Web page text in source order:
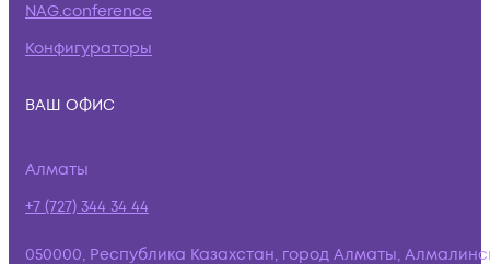
NAG.conference
Конфигураторы
ВАШ ОФИС
Алматы
+7 (727) 344 34 44
050000, Республика Казахстан, город Алматы,